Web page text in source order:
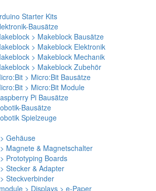
Starter Kits
Bausätze
> Makeblock Bausätze
> Makeblock Elektronik
> Makeblock Mechanik
> Makeblock Zubehör
> Micro:Bit Bausätze
> Micro:Bit Module
Pi Bausätze
Bausätze
Spielzeuge
Gehäuse
Magnete & Magnetschalter
Prototyping Boards
Stecker & Adapter
Steckverbinder
> Displays > e-Paper